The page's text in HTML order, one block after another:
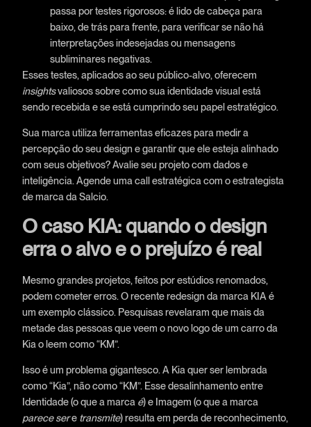
passa por testes rigorosos: é lido de cabeça para
baixo, de trás para frente, para verificar se não há
interpretações indesejadas ou mensagens
subliminares negativas.
Esses testes, aplicados ao seu público-alvo, oferecem
insightsvaliosos sobre como sua identidade visual está
sendo recebida e se está cumprindo seu papel estratégico.
Sua marca utiliza ferramentas eficazes para medir a
percepção do seu design e garantir que ele esteja alinhado
com seus objetivos? Avalie seu projeto com dados e
inteligência. Agende uma call estratégica com o estrategista
de marca da Salcio.
O caso KIA: quando o design
erra o alvo e o prejuízo é real
Mesmo grandes projetos, feitos por estúdios renomados,
podem cometer erros. O recente redesign da marca KIA é
um exemplo clássico. Pesquisas revelaram que mais da
metade das pessoas que veem o novo logo de um carro da
Kia o leem como “KM”.
Isso é um problema gigantesco. A Kia quer ser lembrada
como “Kia”, não como “KM”. Esse desalinhamento entre
Identidade (o que a marca é) e Imagem (o que a marca
parece sere transmite) resulta em perda de reconhecimento,